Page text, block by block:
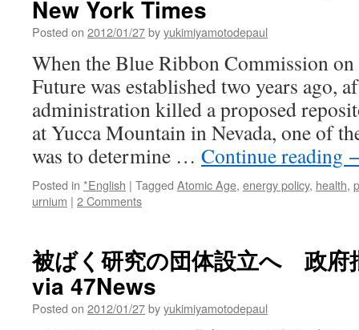
密
だ
っ
た
の
で
内
部
被
視
さ
New York Times
Posted on 2012/01/27byyukimiyamotodepaul
When the Blue Ribbon Commission on
Future was established two years ago,
administration killed a proposed
at Yucca Mountain in Nevada, one of
was to determine … Continue reading
Posted in *English | Tagged Atomic Age, energy policy, health,
urnium | 2 Comments
被ばく研究の団体設立へ 政府
via 47News
Posted on 2012/01/27byyukimiyamotodepaul